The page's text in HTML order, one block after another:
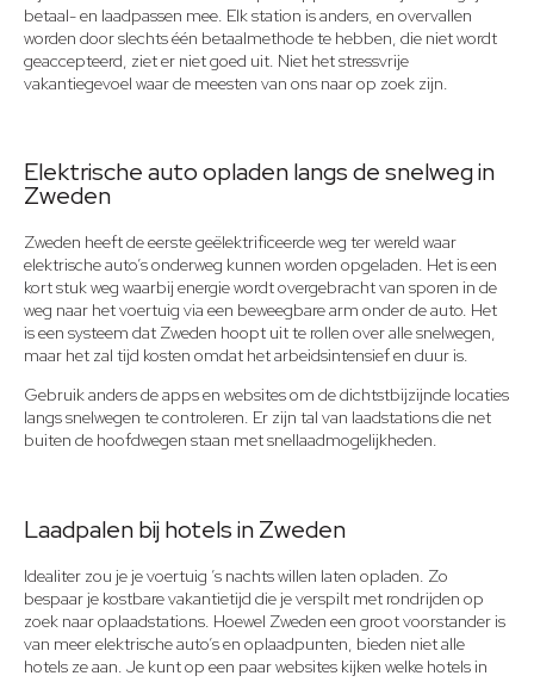
betaal- en laadpassen mee. Elk station is anders, en overvallen
worden door slechts één betaalmethode te hebben, die niet wordt
geaccepteerd, ziet er niet goed uit. Niet het stressvrije
vakantiegevoel waar de meesten van ons naar op zoek zijn.
Elektrische auto opladen langs de snelweg in
Zweden​
Zweden heeft de eerste geëlektrificeerde weg ter wereld waar
elektrische auto’s onderweg kunnen worden opgeladen. Het is een
kort stuk weg waarbij energie wordt overgebracht van sporen in de
weg naar het voertuig via een beweegbare arm onder de auto. Het
is een systeem dat Zweden hoopt uit te rollen over alle snelwegen,
maar het zal tijd kosten omdat het arbeidsintensief en duur is.
Gebruik anders de apps en websites om de dichtstbijzijnde locaties
langs snelwegen te controleren. Er zijn tal van laadstations die net
buiten de hoofdwegen staan met snellaadmogelijkheden.
Laadpalen bij hotels in Zweden
Idealiter zou je je voertuig ’s nachts willen laten opladen. Zo
bespaar je kostbare vakantietijd die je verspilt met rondrijden op
zoek naar oplaadstations. Hoewel Zweden een groot voorstander is
van meer elektrische auto’s en oplaadpunten, bieden niet alle
hotels ze aan. Je kunt op een paar websites kijken welke hotels in